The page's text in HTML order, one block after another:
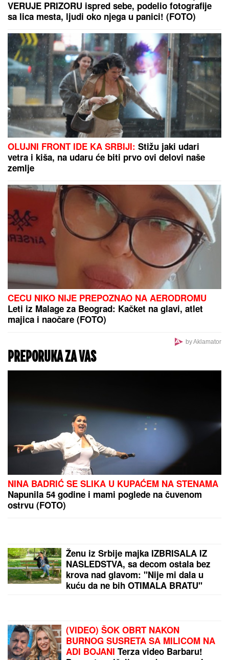
VERUJE PRIZORU ispred sebe, podelio fotografije
sa lica mesta, ljudi oko njega u panici! (FOTO)
OLUJNI FRONT IDE KA SRBIJI: Stižu jaki udari
vetra i kiša, na udaru će biti prvo ovi delovi naše
zemlje
CECU NIKO NIJE PREPOZNAO NA AERODROMU
Leti iz Malage za Beograd: Kačket na glavi, atlet
majica i naočare (FOTO)
by Aklamator
PREPORUKA ZA VAS
NINA BADRIĆ SE SLIKA U KUPAĆEM NA STENAMA
Napunila 54 godine i mami poglede na čuvenom
ostrvu (FOTO)
Ženu iz Srbije majka IZBRISALA IZ
NASLEDSTVA, sa decom ostala bez
krova nad glavom: "Nije mi dala u
kuću da ne bih OTIMALA BRATU"
(VIDEO) ŠOK OBRT NAKON
BURNOG SUSRETA SA MILICOM NA
ADI BOJANI Terza video Barbaru!